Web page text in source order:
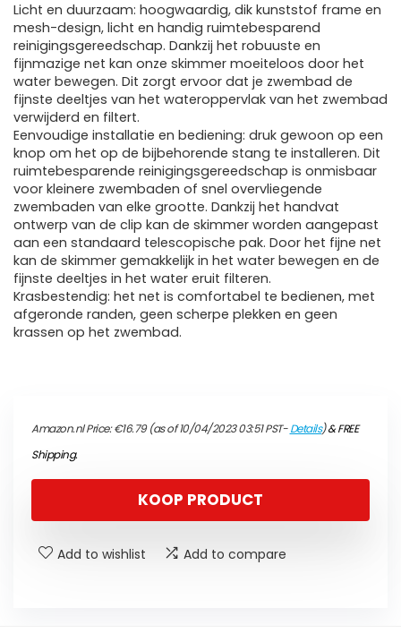
Licht en duurzaam: hoogwaardig, dik kunststof frame en
mesh-design, licht en handig ruimtebesparend
reinigingsgereedschap. Dankzij het robuuste en
fijnmazige net kan onze skimmer moeiteloos door het
water bewegen. Dit zorgt ervoor dat je zwembad de
fijnste deeltjes van het wateroppervlak van het zwembad
verwijderd en filtert.
Eenvoudige installatie en bediening: druk gewoon op een
knop om het op de bijbehorende stang te installeren. Dit
ruimtebesparende reinigingsgereedschap is onmisbaar
voor kleinere zwembaden of snel overvliegende
zwembaden van elke grootte. Dankzij het handvat
ontwerp van de clip kan de skimmer worden aangepast
aan een standaard telescopische pak. Door het fijne net
kan de skimmer gemakkelijk in het water bewegen en de
fijnste deeltjes in het water eruit filteren.
Krasbestendig: het net is comfortabel te bedienen, met
afgeronde randen, geen scherpe plekken en geen
krassen op het zwembad.
Amazon.nl Price:€16.79(as of 10/04/2023 03:51 PST-Details)&FREE
Shipping.
KOOP PRODUCT
Add to wishlist Add to compare